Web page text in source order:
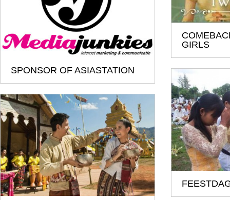
GIRLS
SPONSOR OF ASIASTATION